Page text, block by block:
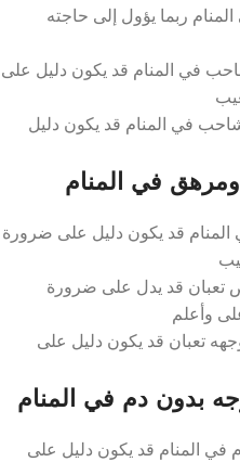
ربما يؤول إلى حاجته
في المنام قد يكون دليل على
في المنام قد يكون دليل
في المنام
قد يكون دليل على ضرورة
تعبان قد يدل على ضرورة
وأعلم
تعبان قد يكون دليل على
بدون دم في المنام
في المنام قد يكون دليل على